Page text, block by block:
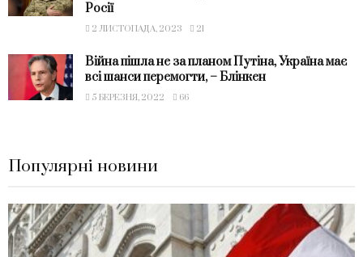
Росії
2 ЛИСТОПАДА, 2023 21
Війна пішла не за планом Путіна, Україна має
всі шанси перемогти, – Блінкен
5 БЕРЕЗНЯ, 2022 66
Популярні новини